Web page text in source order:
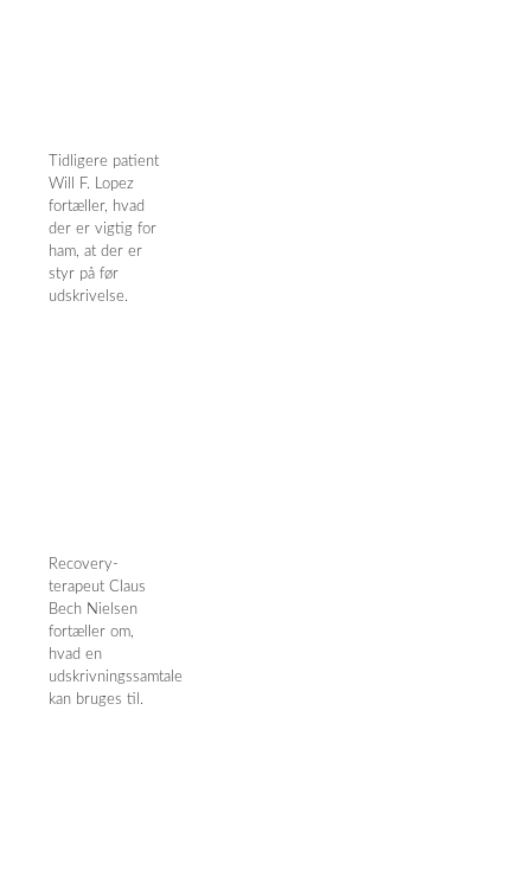
Tidligere patient
Will F. Lopez
fortæller, hvad
der er vigtig for
ham, at der er
styr på før
udskrivelse.
Recovery-
terapeut Claus
Bech Nielsen
fortæller om,
hvad en
udskrivningssamtale
kan bruges til.